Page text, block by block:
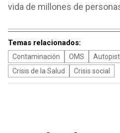
vida de millones de
Temas relacionados:
Contaminación OMS
Crisis de la Salud
Crisis social